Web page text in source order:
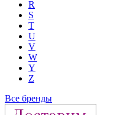
R
S
T
U
V
W
Y
Z
Все бренды